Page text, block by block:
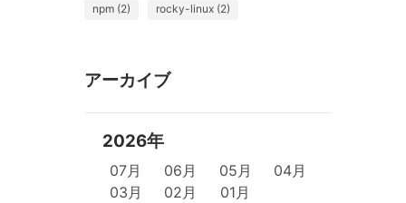
npm (2) rocky-linux (2)
アーカイブ
2026年
07月 06月 05月
04月
03月
02月 01月